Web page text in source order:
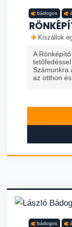
bádogos
Kiszállok
A
Számunkra
az otthon
bádogos